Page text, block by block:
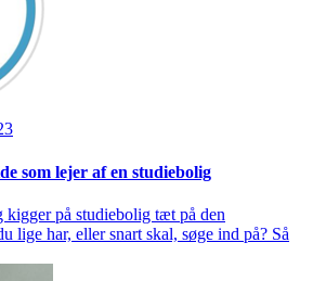
som lejer af en studiebolig
kigger på studiebolig tæt på den
lige har, eller snart skal, søge ind på? Så